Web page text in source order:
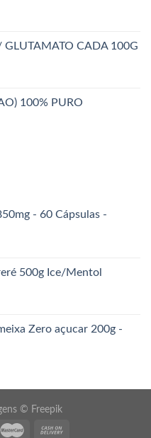
GLUTAMATO CADA 100G
100% PURO
- 60 Cápsulas -
500g Ice/Mentol
Zero açucar 200g -
© Freepik